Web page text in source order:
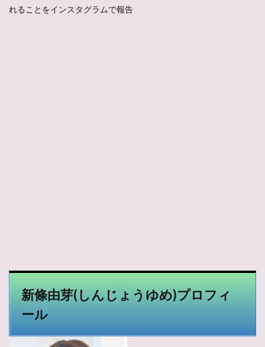
れることをインスタグラムで報告
新條由芽(しんじょうゆめ)プロフィ
ール